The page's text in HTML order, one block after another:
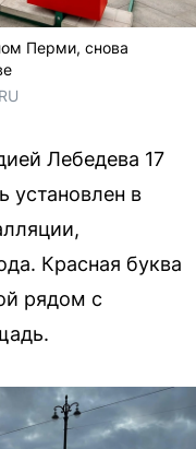
Перми, снова
Лебедева 17
установлен в
Красная буква
рядом с